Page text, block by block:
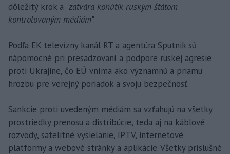
dôležitý krok a "zatvára kohútik ruským štátom
kontrolovaným médiám".
Podľa EK televízny kanál RT a agentúra Sputnik sú
nápomocné pri presadzovaní a podpore ruskej agresie
proti Ukrajine, čo EÚ vníma ako významnú a priamu
hrozbu pre verejný poriadok a svoju bezpečnosť.
Sankcie proti uvedeným médiám sa vzťahujú na všetky
prostriedky prenosu a distribúcie, teda aj na káblové
rozvody, satelitné vysielanie, IPTV, internetové
platformy a webové stránky a aplikácie. Všetky príslušné